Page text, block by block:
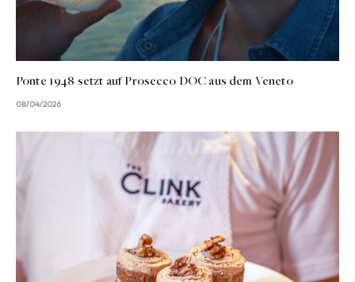
Ponte 1948 setzt auf Prosecco DOC aus dem Veneto
08/04/2026